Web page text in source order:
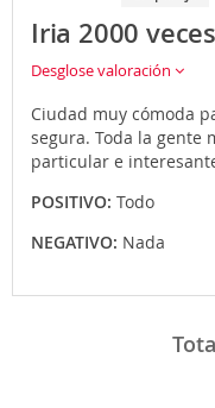
Iria 2000
Desglose valoración
Ciudad muy cómoda
segura. Toda la gente
particular e
POSITIVO: Todo
NEGATIVO: Nada